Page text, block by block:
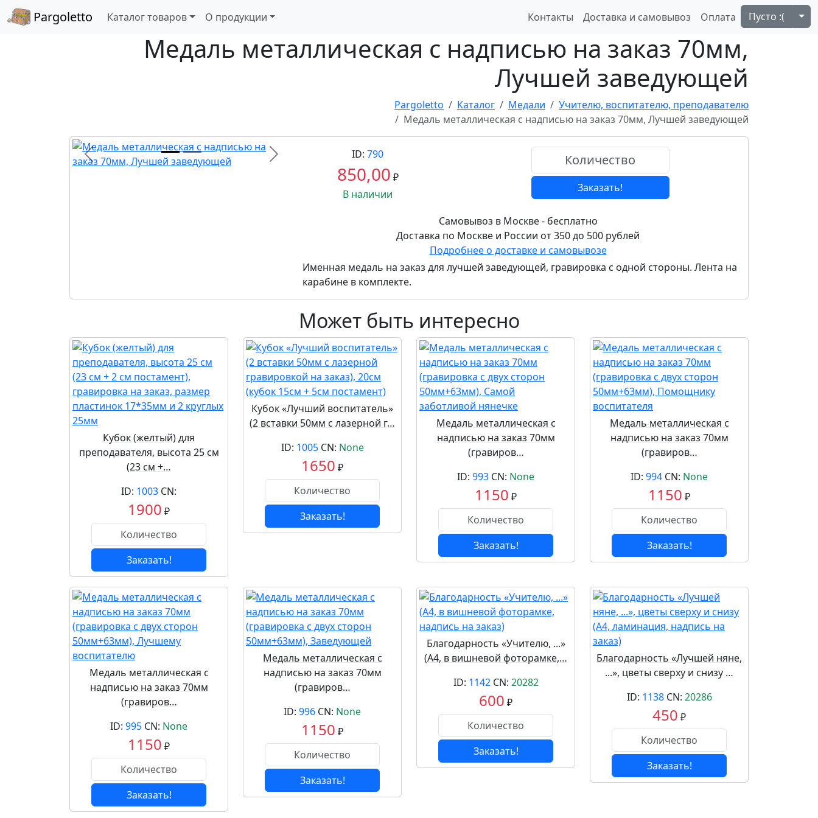
Pargoletto Каталог товаров О продукции Контакты Доставка и самовывоз Оплата Пусто :(
Медаль металлическая с надписью на заказ 70мм,
Лучшей заведующей
Pargoletto Каталог Медали
Учителю, воспитателю, преподавателю
Медаль металлическая с надписью на заказ 70мм, Лучшей заведующей
Назад Вперед ID:790
850,00 ₽
В наличии
Заказать!
Самовывоз в Москве - бесплатно
Доставка по Москве и России от 350 до 500 рублей
Подробнее о доставке и самовывозе
Именная медаль на заказ для лучшей заведующей, гравировка с одной стороны. Лента на
карабине в комплекте.
Может быть интересно
Кубок (желтый) для
преподавателя, высота 25 см
(23 см +…
ID: 1003 CN:
1900 ₽
Заказать!
Кубок «Лучший воспитатель»
(2 вставки 50мм с лазерной г…
ID: 1005CN: None
1650 ₽
Заказать!
Медаль металлическая с
надписью на заказ 70мм
(гравиров…
ID: 993 CN: None
1150 ₽
Заказать!
Медаль металлическая с
надписью на заказ 70мм
(гравиров…
ID: 994 CN: None
1150 ₽
Заказать!
Медаль металлическая с
надписью на заказ 70мм
(гравиров…
ID: 995 CN: None
1150 ₽
Заказать!
Медаль металлическая с
надписью на заказ 70мм
(гравиров…
ID: 996 CN: None
1150 ₽
Заказать!
Благодарность «Учителю, ...»
(А4, в вишневой фоторамке,…
ID: 1142CN: 20282
600 ₽
Заказать!
Благодарность «Лучшей няне,
...», цветы сверху и снизу …
ID: 1138CN: 20286
450 ₽
Заказать!